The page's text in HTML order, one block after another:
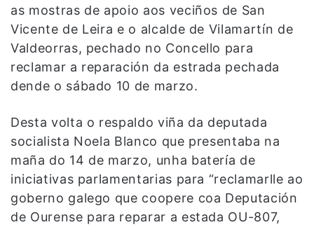
as mostras de apoio aos veciños de San
Vicente de Leira e o alcalde de Vilamartín de
Valdeorras, pechado no Concello para
reclamar a reparación da estrada pechada
dende o sábado 10 de marzo.
Desta volta o respaldo viña da deputada
socialista Noela Blanco que presentaba na
maña do 14 de marzo, unha batería de
iniciativas parlamentarias para “reclamarlle ao
goberno galego que coopere coa Deputación
de Ourense para reparar a estada OU-807,